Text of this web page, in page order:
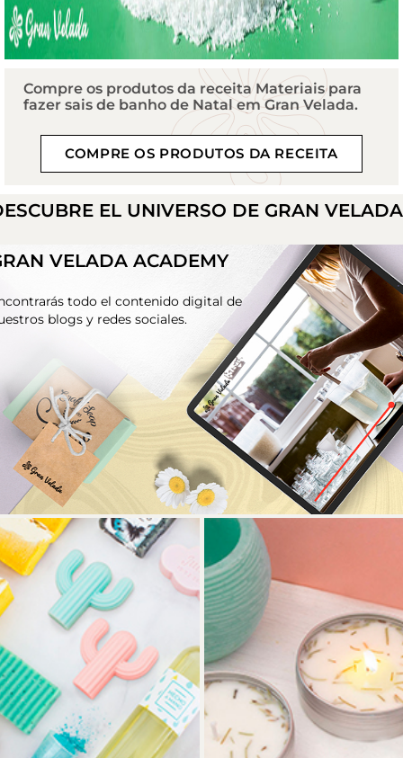
Compre os produtos da receita Materiais para
fazer sais de banho de Natal em Gran Velada.
COMPRE OS PRODUTOS DA RECEITA
EL UNIVERSO DE GRAN VELADA
VELADA ACADEMY
todo el contenido digital de
blogs y redes sociales.